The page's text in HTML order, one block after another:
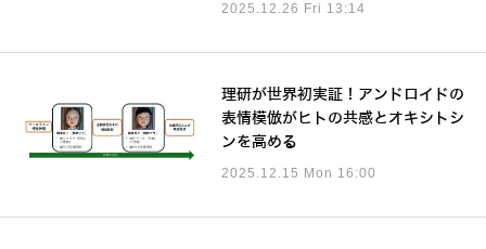
2025.12.26 Fri 13:14
理研が世界初実証！アンドロイドの
表情模倣がヒトの共感とオキシトシ
ンを高める
2025.12.15 Mon 16:00